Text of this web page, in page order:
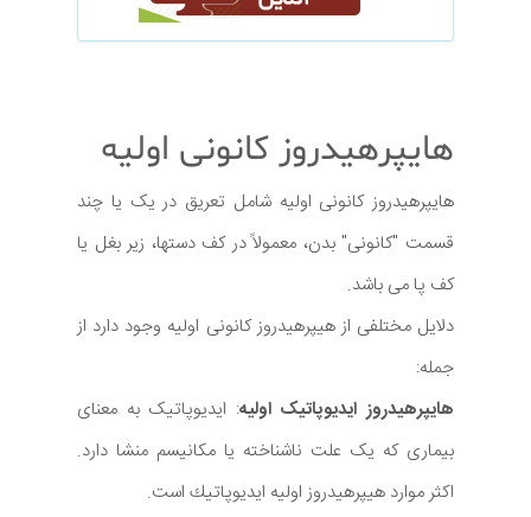
هایپرهیدروز کانونی اولیه
هایپرهیدروز کانونی اولیه شامل تعریق در یک یا چند
قسمت "کانونی" بدن، معمولاً در کف دستها، زیر بغل یا
کف پا می باشد.
دلایل مختلفی از هیپرهیدروز کانونی اولیه وجود دارد از
جمله:
هایپرهیدروز ایدیوپاتیک اولیه: ایدیوپاتیک به معنای
بیماری که یک علت ناشناخته یا مکانیسم منشا دارد.
اكثر موارد هيپرهيدروز اوليه ايديوپاتيك است.